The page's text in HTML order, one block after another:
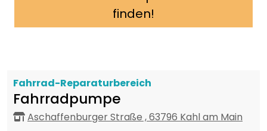
finden!
Fahrrad-Reparaturbereich
Fahrradpumpe
Aschaffenburger Straße , 63796 Kahl am Main